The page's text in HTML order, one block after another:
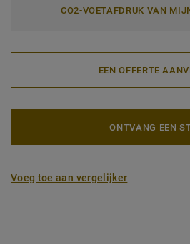
CO2-VOETAFDRUK VAN
EEN OFFERTE
ONTVANG EEN
Voeg toe aan vergelijker